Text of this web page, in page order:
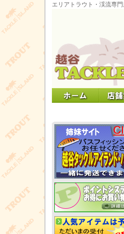
エリアトラウト・渓流専